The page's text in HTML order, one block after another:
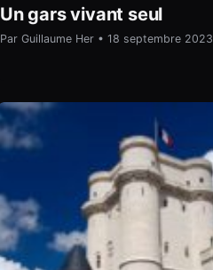
Un gars vivant seul
Par Guillaume Her • 18 septembre 2023